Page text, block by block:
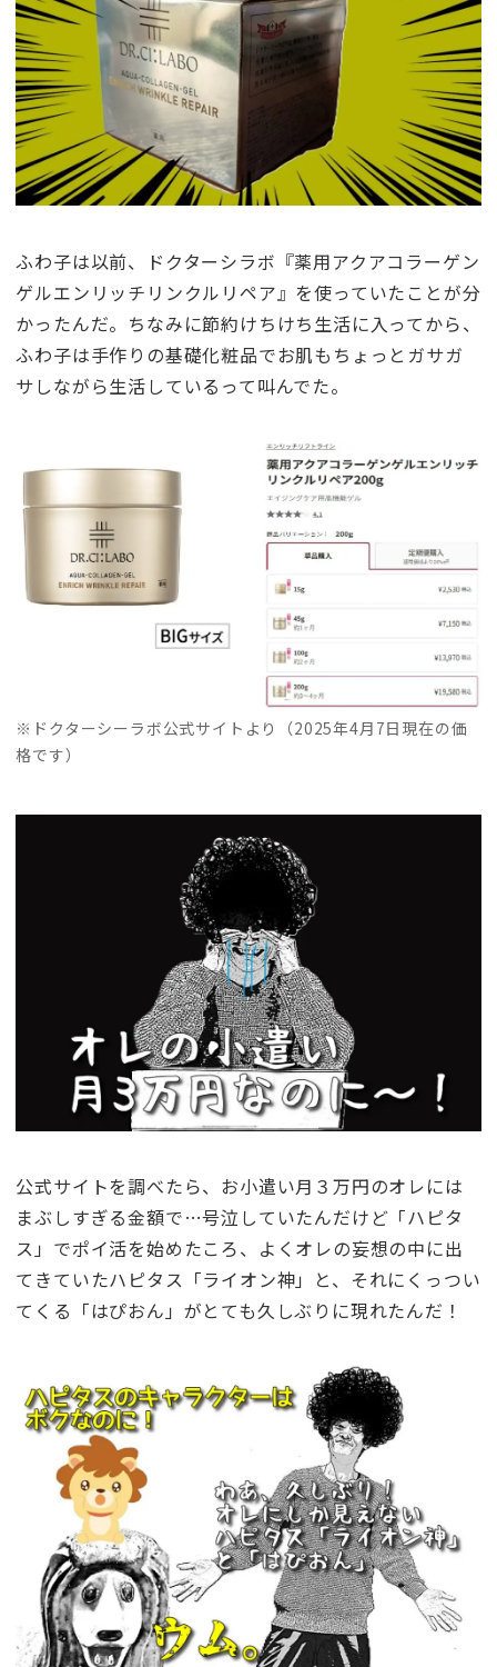
ふわ子は以前、ドクターシラボ『薬用アクアコラーゲン
ゲルエンリッチリンクルリペア』を使っていたことが分
かったんだ。ちなみに節約けちけち生活に入ってから、
ふわ子は手作りの基礎化粧品でお肌もちょっとガサガ
サしながら生活しているって叫んでた。
※ドクターシーラボ公式サイトより（2025年4月7日現在の価
格です）
公式サイトを調べたら、お小遣い月３万円のオレには
まぶしすぎる金額で…号泣していたんだけど「ハピタ
ス」でポイ活を始めたころ、よくオレの妄想の中に出
てきていたハピタス「ライオン神」と、それにくっつい
てくる「はぴおん」がとても久しぶりに現れたんだ！